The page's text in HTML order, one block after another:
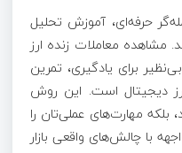
حرفه‌ای، آموزش تحلیل
مشاهده معاملات زنده ارز
برای یادگیری، تمرین
دیجیتال است. این روش
مهارت‌های عملی‌تان را
با چالش‌های واقعی بازار